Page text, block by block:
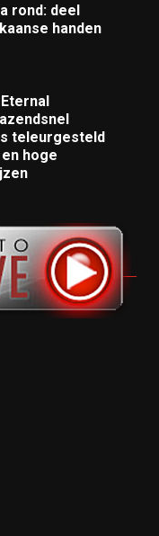
rond: deel
handen
teleurgesteld
hoge